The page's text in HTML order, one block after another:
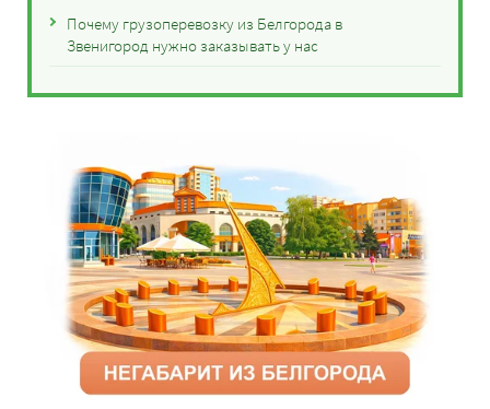
Почему грузоперевозку из Белгорода в
Звенигород нужно заказывать у нас